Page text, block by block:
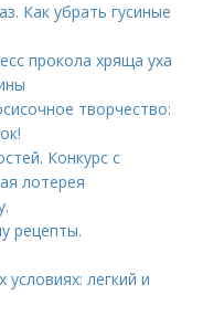
Как убрать гусиные
прокола хряща уха
творчество:
Конкурс с
лотерея
рецепты.
легкий и